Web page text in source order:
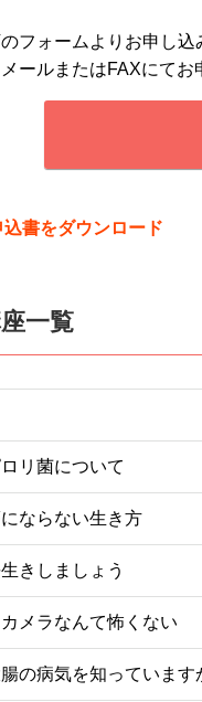
のフォームよりお申し
ールまたはFAXにてお
込書をダウンロード
一覧
ロリ菌について
ならない生き方
きしましょう
メラなんて怖くない
の病気を知っています